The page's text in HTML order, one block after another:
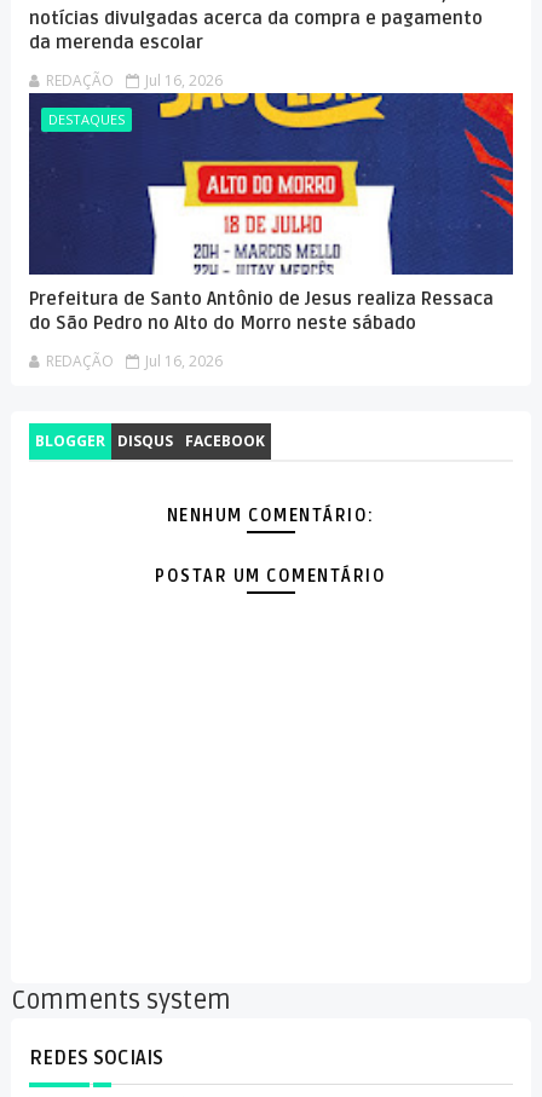
notícias divulgadas acerca da compra e pagamento
da merenda escolar
REDAÇÃO Jul 16, 2026
DESTAQUES
Prefeitura de Santo Antônio de Jesus realiza Ressaca
do São Pedro no Alto do Morro neste sábado
REDAÇÃO Jul 16, 2026
BLOGGER DISQUS FACEBOOK
NENHUM COMENTÁRIO:
POSTAR UM COMENTÁRIO
Comments system
REDES SOCIAIS